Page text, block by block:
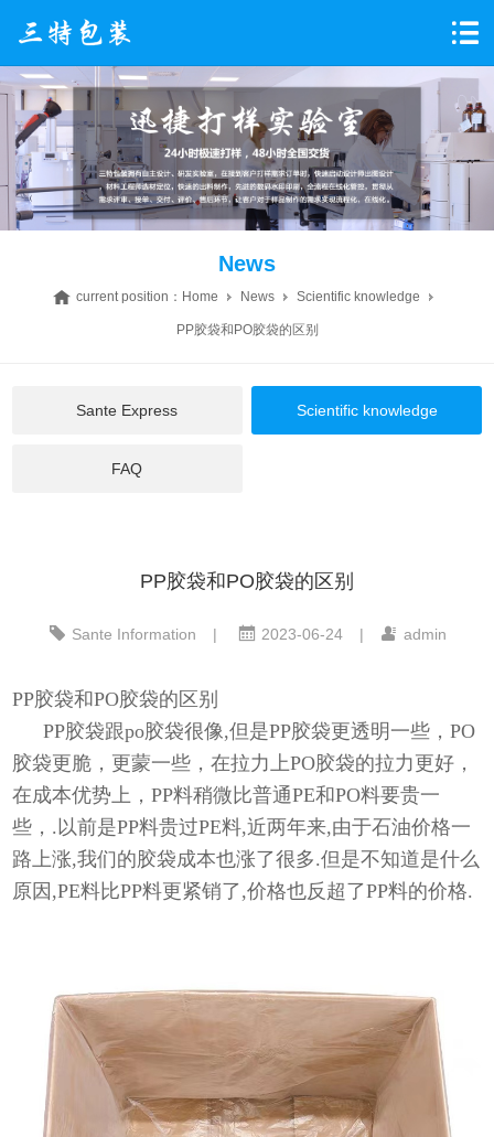
News
current position： Home News Scientific knowledge
PP胶袋和PO胶袋的区别
Sante Express Scientific knowledge
FAQ
PP胶袋和PO胶袋的区别
Sante Information | 2023-06-24 | admin
PP胶袋和PO胶袋的区别
PP胶袋跟po胶袋很像,但是PP胶袋更透明一些，PO
胶袋更脆，更蒙一些，在拉力上PO胶袋的拉力更好，
在成本优势上，PP料稍微比普通PE和PO料要贵一
些，.以前是PP料贵过PE料,近两年来,由于石油价格一
路上涨,我们的胶袋成本也涨了很多.但是不知道是什么
原因,PE料比PP料更紧销了,价格也反超了PP料的价格.